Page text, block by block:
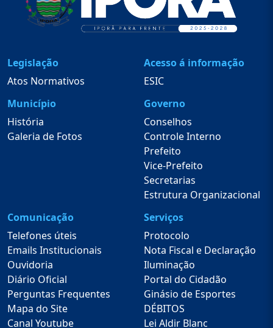
Legislação
Atos Normativos
Acesso á informação
ESIC
Município
História
Galeria de Fotos
Governo
Conselhos
Controle Interno
Prefeito
Vice-Prefeito
Secretarias
Estrutura Organizacional
Comunicação
Telefones úteis
Emails Institucionais
Ouvidoria
Diário Oficial
Perguntas Frequentes
Mapa do Site
Canal Youtube
Serviços
Protocolo
Nota Fiscal e Declaração
Iluminação
Portal do Cidadão
Ginásio de Esportes
DÉBITOS
Lei Aldir Blanc